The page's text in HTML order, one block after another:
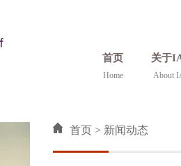
首页
Home
关于
About
首页 > 新闻动态